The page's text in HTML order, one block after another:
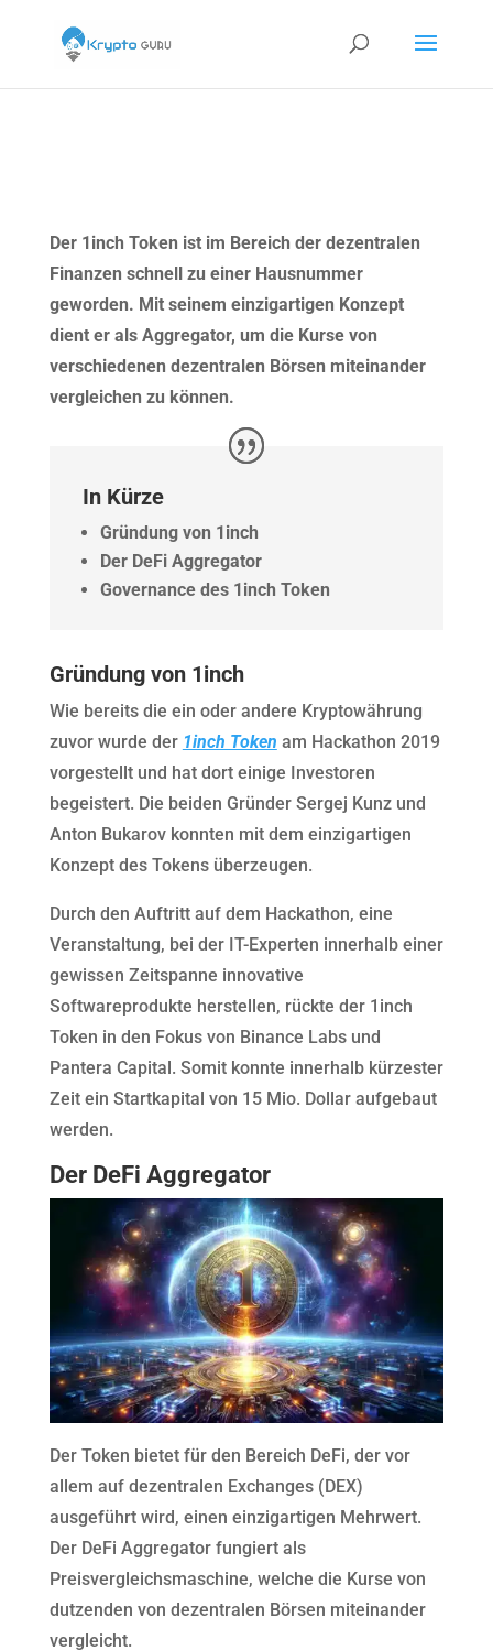
Der 1inch Token ist im Bereich der dezentralen
Finanzen schnell zu einer Hausnummer
geworden. Mit seinem einzigartigen Konzept
dient er als Aggregator, um die Kurse von
verschiedenen dezentralen Börsen miteinander
vergleichen zu können.
In Kürze
Gründung von 1inch
Der DeFi Aggregator
Governance des 1inch Token
Gründung von 1inch
Wie bereits die ein oder andere Kryptowährung
zuvor wurde der 1inch Token am Hackathon 2019
vorgestellt und hat dort einige Investoren
begeistert. Die beiden Gründer Sergej Kunz und
Anton Bukarov konnten mit dem einzigartigen
Konzept des Tokens überzeugen.
Durch den Auftritt auf dem Hackathon, eine
Veranstaltung, bei der IT-Experten innerhalb einer
gewissen Zeitspanne innovative
Softwareprodukte herstellen, rückte der 1inch
Token in den Fokus von Binance Labs und
Pantera Capital. Somit konnte innerhalb kürzester
Zeit ein Startkapital von 15 Mio. Dollar aufgebaut
werden.
Der DeFi Aggregator
Der Token bietet für den Bereich DeFi, der vor
allem auf dezentralen Exchanges (DEX)
ausgeführt wird, einen einzigartigen Mehrwert.
Der DeFi Aggregator fungiert als
Preisvergleichsmaschine, welche die Kurse von
dutzenden von dezentralen Börsen miteinander
vergleicht.